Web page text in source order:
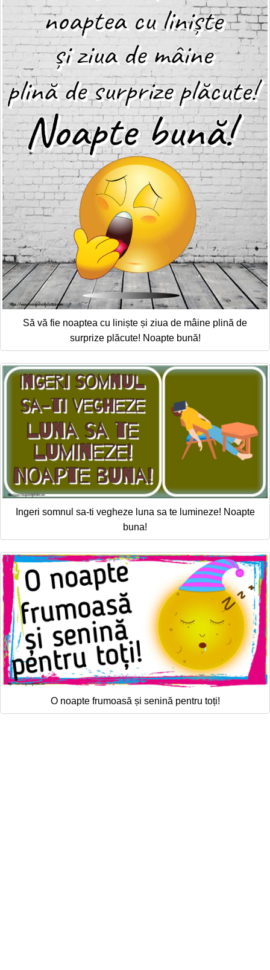
Să vă fie noaptea cu liniște și ziua de mâine plină de
surprize plăcute! Noapte bună!
Ingeri somnul sa-ti vegheze luna sa te lumineze! Noapte
buna!
O noapte frumoasă și senină pentru toți!